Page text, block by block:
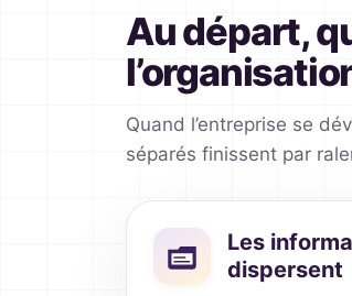
Au départ,
Quand l’entreprise se
séparés finissent par
Les
dispersent